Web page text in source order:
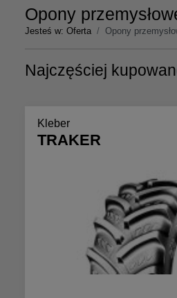
Opony
Jesteś w: Oferta Opony
Najczęściej
Kleber
TRAKER